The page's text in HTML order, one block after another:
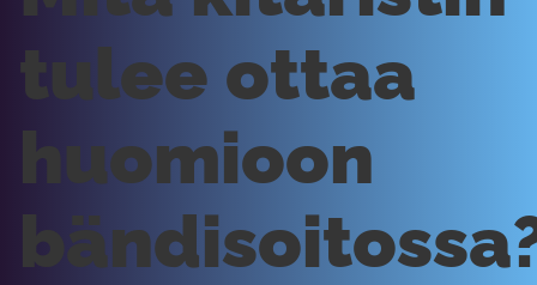
tulee ottaa
huomioon